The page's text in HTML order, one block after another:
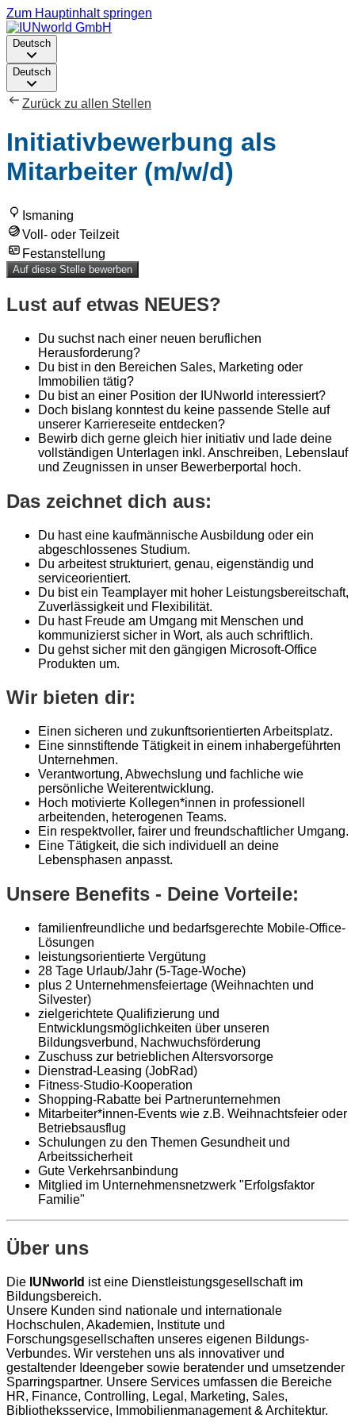
Zum Hauptinhalt springen
Deutsch
Deutsch
Zurück zu allen Stellen
Initiativbewerbung als
Mitarbeiter (m/w/d)
Ismaning
Voll- oder Teilzeit
Festanstellung
Auf diese Stelle bewerben
Lust auf etwas NEUES?
Du suchst nach einer neuen beruflichen
Herausforderung?
Du bist in den Bereichen Sales, Marketing oder
Immobilien tätig?
Du bist an einer Position der IUNworld interessiert?
Doch bislang konntest du keine passende Stelle auf
unserer Karriereseite entdecken?
Bewirb dich gerne gleich hier initiativ und lade deine
vollständigen Unterlagen inkl. Anschreiben, Lebenslauf
und Zeugnissen in unser Bewerberportal hoch.
Das zeichnet dich aus:
Du hast eine kaufmännische Ausbildung oder ein
abgeschlossenes Studium.
Du arbeitest strukturiert, genau, eigenständig und
serviceorientiert.
Du bist ein Teamplayer mit hoher Leistungsbereitschaft,
Zuverlässigkeit und Flexibilität.
Du hast Freude am Umgang mit Menschen und
kommunizierst sicher in Wort, als auch schriftlich.
Du gehst sicher mit den gängigen Microsoft-Office
Produkten um.
Wir bieten dir:
Einen sicheren und zukunftsorientierten Arbeitsplatz.
Eine sinnstiftende Tätigkeit in einem inhabergeführten
Unternehmen.
Verantwortung, Abwechslung und fachliche wie
persönliche Weiterentwicklung.
Hoch motivierte Kollegen*innen in professionell
arbeitenden, heterogenen Teams.
Ein respektvoller, fairer und freundschaftlicher Umgang.
Eine Tätigkeit, die sich individuell an deine
Lebensphasen anpasst.
Unsere Benefits - Deine Vorteile:
familienfreundliche und bedarfsgerechte Mobile-Office-
Lösungen
leistungsorientierte Vergütung
28 Tage Urlaub/Jahr (5-Tage-Woche)
plus 2 Unternehmensfeiertage (Weihnachten und
Silvester)
zielgerichtete Qualifizierung und
Entwicklungsmöglichkeiten über unseren
Bildungsverbund, Nachwuchsförderung
Zuschuss zur betrieblichen Altersvorsorge
Dienstrad-Leasing (JobRad)
Fitness-Studio-Kooperation
Shopping-Rabatte bei Partnerunternehmen
Mitarbeiter*innen-Events wie z.B. Weihnachtsfeier oder
Betriebsausflug
Schulungen zu den Themen Gesundheit und
Arbeitssicherheit
Gute Verkehrsanbindung
Mitglied im Unternehmensnetzwerk "Erfolgsfaktor
Familie"
Über uns
Die IUNworld ist eine Dienstleistungsgesellschaft im
Bildungsbereich.
Unsere Kunden sind nationale und internationale
Hochschulen, Akademien, Institute und
Forschungsgesellschaften unseres eigenen Bildungs-
Verbundes. Wir verstehen uns als innovativer und
gestaltender Ideengeber sowie beratender und umsetzender
Sparringspartner. Unsere Services umfassen die Bereiche
HR, Finance, Controlling, Legal, Marketing, Sales,
Bibliotheksservice, Immobilienmanagement & Architektur.